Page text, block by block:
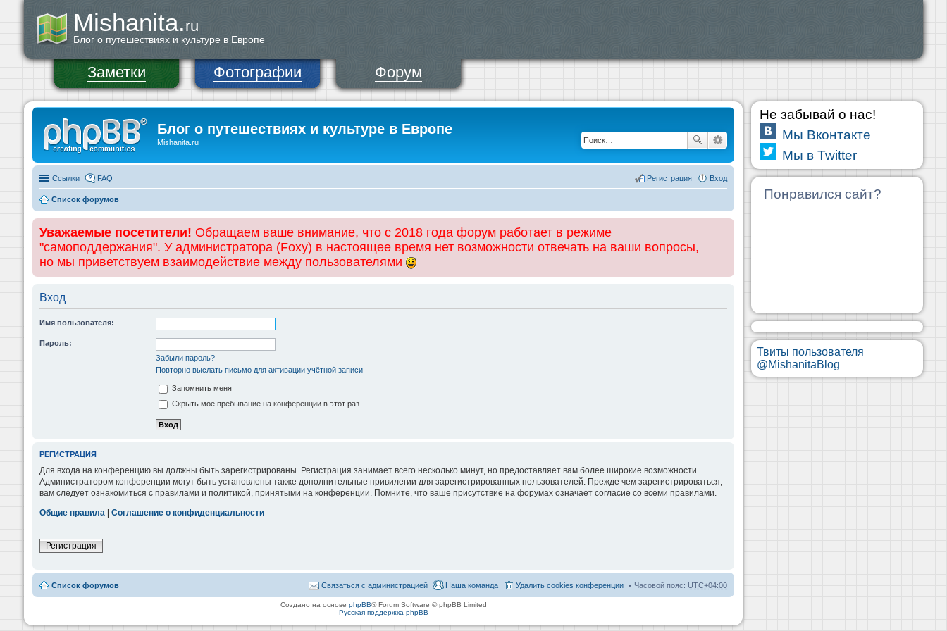
Mishanita.ru
Блог о путешествиях и культуре в Европе
Заметки Фотографии Форум
Блог о путешествиях и культуре в Европе
Mishanita.ru
Ссылки FAQ Вход
Регистрация
Список форумов
Уважаемые посетители! Обращаем ваше внимание, что с 2018 года форум работает в режиме
"самоподдержания". У администратора (Foxy) в настоящее время нет возможности отвечать на ваши вопросы,
но мы приветствуем взаимодействие между пользователями
Вход
Имя пользователя:
Пароль:
Забыли пароль?
Повторно выслать письмо для активации учётной записи
Запомнить меня
Скрыть моё пребывание на конференции в этот раз
РЕГИСТРАЦИЯ
Для входа на конференцию вы должны быть зарегистрированы. Регистрация занимает всего несколько минут, но предоставляет вам более широкие возможности.
Администратором конференции могут быть установлены также дополнительные привилегии для зарегистрированных пользователей. Прежде чем зарегистрироваться,
вам следует ознакомиться с правилами и политикой, принятыми на конференции. Помните, что ваше присутствие на форумах означает согласие со всеми правилами.
Общие правила
Соглашение о конфиденциальности
Регистрация
Список форумов Часовой пояс: UTC+04:00
Удалить cookies конференции
Наша команда
Связаться с администрацией
Создано на основе phpBB® Forum Software © phpBB Limited
Русская поддержка phpBB
Не забывай о нас!
Мы Вконтакте
Мы в Twitter
Понравился сайт?
Твиты пользователя
@MishanitaBlog